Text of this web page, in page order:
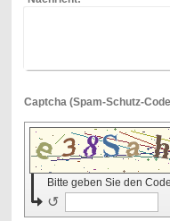
Bitte geben Sie den
↺